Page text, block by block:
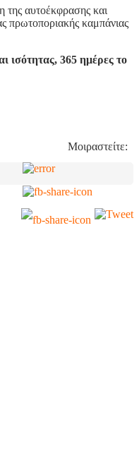
της αυτοέκφρασης και
πρωτοποριακής καμπάνιας
ισότητας, 365 ημέρες το
Μοιραστείτε: